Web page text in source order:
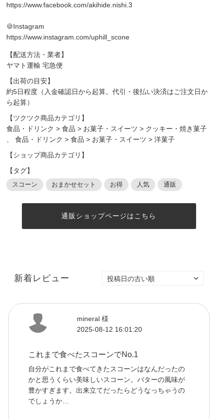
https://www.facebook.com/akihide.nishi.3
🍪Instagram
https://www.instagram.com/uphill_scone
【配送方法・業者】
ヤマト運輸 宅急便
【出荷の目安】
約5日程度（入金確認日から起算。代引・後払い決済はご注文日か
ら起算）
【ツクツク商品カテゴリ】
食品・ドリンク >食品 > お菓子・スイーツ > クッキー・焼き菓子
、食品・ドリンク >食品 > お菓子・スイーツ >洋菓子
【ショップ商品カテゴリ】
【タグ】
スコーン おまかせセット お得 人気 通販
通販ショップページはこちら
新着レビュー
mineral 様
2025-08-12 16:01:20
これまで食べたスコーンでNo.1
自分がこれまで食べてきたスコーンはなんだったの
かと思うくらい美味しいスコーン。バターの風味が
豊かすぎます。出来立てだったらどうなっちゃうの
でしょうか…